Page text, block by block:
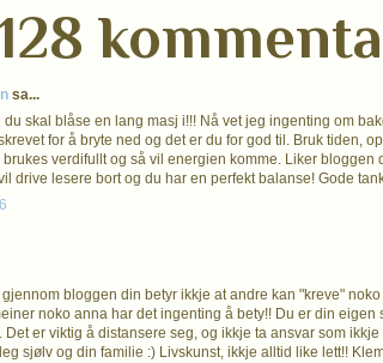
sa...
skal blåse en lang masj i!!! Nå vet jeg ingenting om
for å bryte ned og det er du for god til. Bruk tiden,
verdifullt og så vil energien komme. Liker bloggen
drive lesere bort og du har en perfekt balanse! Gode
bloggen din betyr ikkje at andre kan "kreve"
noko anna har det ingenting å bety!! Du er din eigen
Det er viktig å distansere seg, og ikkje ta ansvar som
sjølv og din familie :) Livskunst, ikkje alltid like lett!!